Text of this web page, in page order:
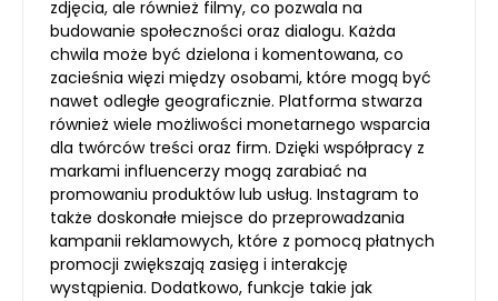
zdjęcia, ale również filmy, co pozwala na
budowanie społeczności oraz dialogu. Każda
chwila może być dzielona i komentowana, co
zacieśnia więzi między osobami, które mogą być
nawet odległe geograficznie. Platforma stwarza
również wiele możliwości monetarnego wsparcia
dla twórców treści oraz firm. Dzięki współpracy z
markami influencerzy mogą zarabiać na
promowaniu produktów lub usług. Instagram to
także doskonałe miejsce do przeprowadzania
kampanii reklamowych, które z pomocą płatnych
promocji zwiększają zasięg i interakcję
wystąpienia. Dodatkowo, funkcje takie jak